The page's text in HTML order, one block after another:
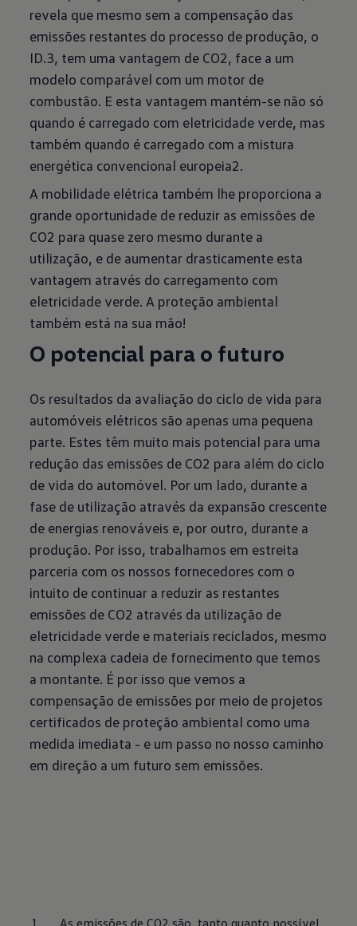
revela que mesmo sem a compensação das
emissões restantes do processo de produção, o
ID.3, tem uma vantagem de CO2, face a um
modelo comparável com um motor de
combustão. E esta vantagem mantém-se não só
quando é carregado com eletricidade verde, mas
também quando é carregado com a mistura
energética convencional europeia2.
A mobilidade elétrica também lhe proporciona a
grande oportunidade de reduzir as emissões de
CO2 para quase zero mesmo durante a
utilização, e de aumentar drasticamente esta
vantagem através do carregamento com
eletricidade verde. A proteção ambiental
também está na sua mão!
O potencial para o futuro
Os resultados da avaliação do ciclo de vida para
automóveis elétricos são apenas uma pequena
parte. Estes têm muito mais potencial para uma
redução das emissões de CO2 para além do ciclo
de vida do automóvel. Por um lado, durante a
fase de utilização através da expansão crescente
de energias renováveis e, por outro, durante a
produção. Por isso, trabalhamos em estreita
parceria com os nossos fornecedores com o
intuito de continuar a reduzir as restantes
emissões de CO2 através da utilização de
eletricidade verde e materiais reciclados, mesmo
na complexa cadeia de fornecimento que temos
a montante. É por isso que vemos a
compensação de emissões por meio de projetos
certificados de proteção ambiental como uma
medida imediata - e um passo no nosso caminho
em direção a um futuro sem emissões.
As emissões de CO2 são, tanto quanto possível,